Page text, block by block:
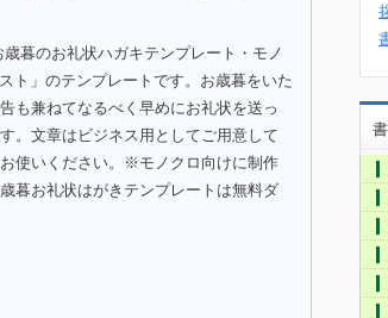
暮のお礼状ハガキテンプレート・モノ
ト」のテンプレートです。お歳暮をいた
も兼ねてなるべく早めにお礼状を送っ
。文章はビジネス用としてご用意して
使いください。※モノクロ向けに制作
暮お礼状はがきテンプレートは無料ダ